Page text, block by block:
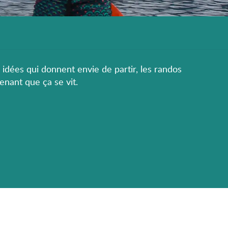
qui donnent envie de partir, les randos
que ça se vit.